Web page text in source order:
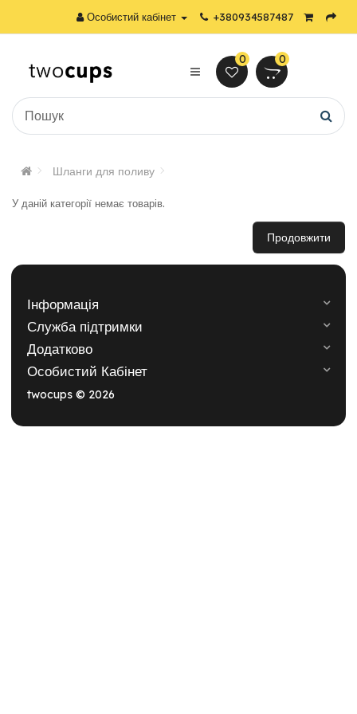
Особистий кабінет +380934587487
0 0
Шланги для поливу
У даній категорії немає товарів.
Продовжити
Інформація
Служба підтримки
Додатково
Особистий Кабінет
twocups © 2026